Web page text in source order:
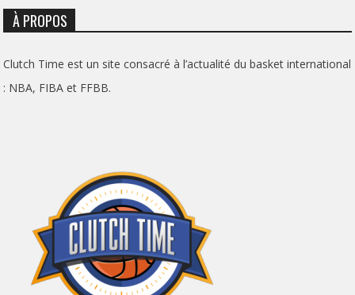
À PROPOS
Clutch Time est un site consacré à l’actualité du basket international
: NBA, FIBA et FFBB.